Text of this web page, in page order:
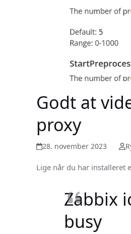
Godt at
proxy
28. november 2023
Lige når du har installeret
Zabbix
busy